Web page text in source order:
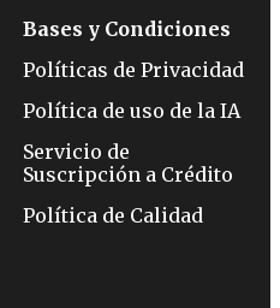
Bases y Condiciones
Políticas de Privacidad
Política de uso de la IA
Servicio de
Suscripción a Crédito
Política de Calidad